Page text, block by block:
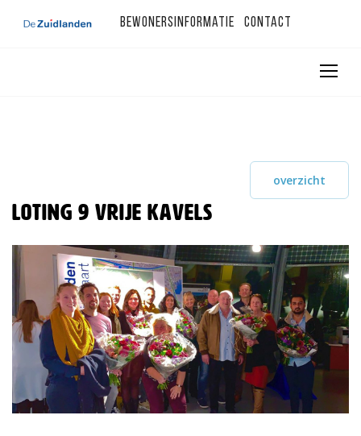
Bewonersinformatie Contact
overzicht
Loting 9 vrije kavels